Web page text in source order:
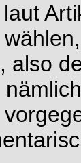
also